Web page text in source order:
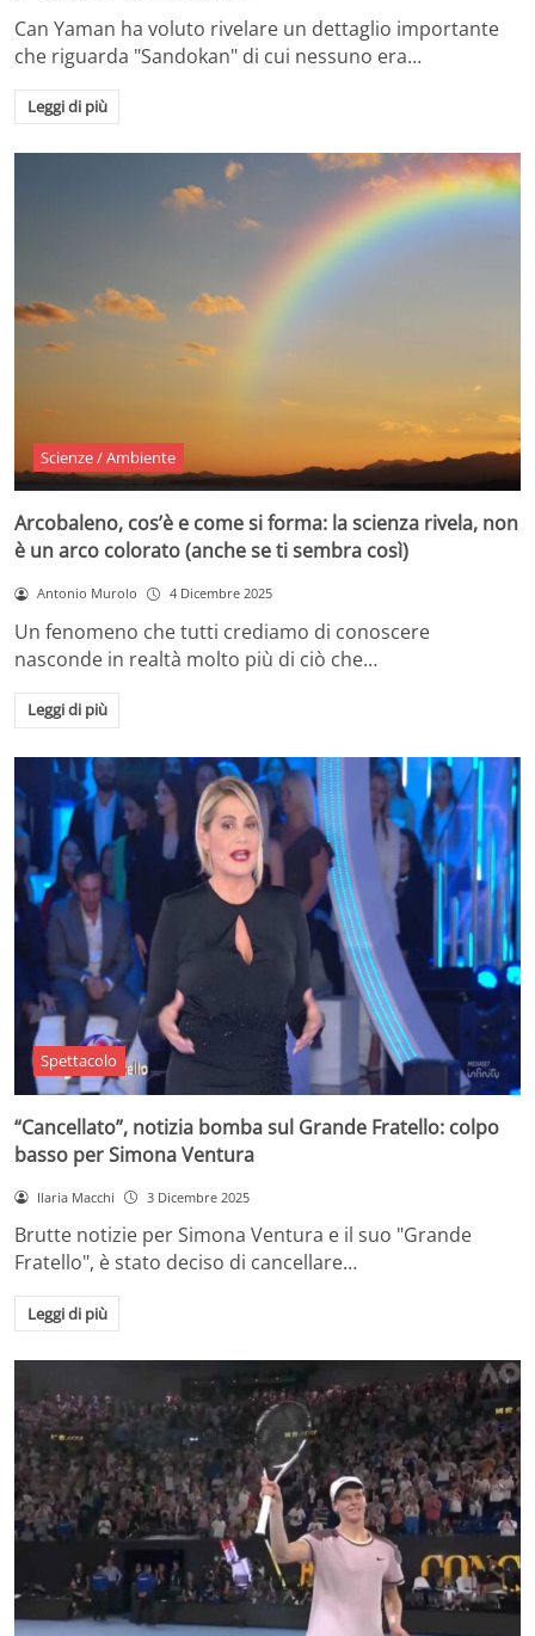
Can Yaman ha voluto rivelare un dettaglio importante
che riguarda "Sandokan" di cui nessuno era…
Leggi di più
Scienze / Ambiente
Arcobaleno, cos’è e come si forma: la scienza rivela, non
è un arco colorato (anche se ti sembra così)
Antonio Murolo 4 Dicembre 2025
Un fenomeno che tutti crediamo di conoscere
nasconde in realtà molto più di ciò che…
Leggi di più
Spettacolo
“Cancellato”, notizia bomba sul Grande Fratello: colpo
basso per Simona Ventura
Ilaria Macchi 3 Dicembre 2025
Brutte notizie per Simona Ventura e il suo "Grande
Fratello", è stato deciso di cancellare…
Leggi di più